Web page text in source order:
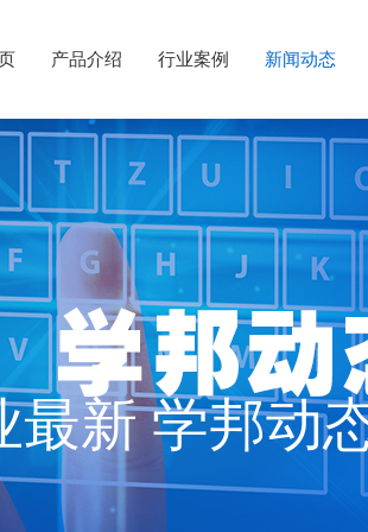
产品介绍 行业案例 新闻动态
最新 学邦动